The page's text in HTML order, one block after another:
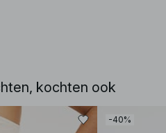
kochten ook
-40%